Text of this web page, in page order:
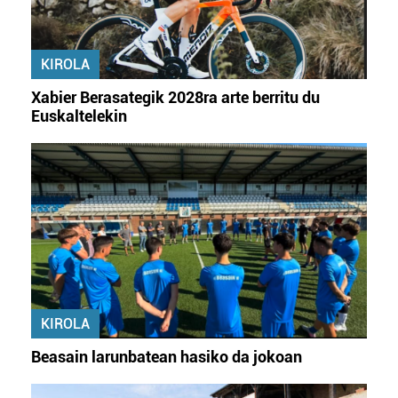
KIROLA
Xabier Berasategik 2028ra arte berritu du
Euskaltelekin
KIROLA
Beasain larunbatean hasiko da jokoan